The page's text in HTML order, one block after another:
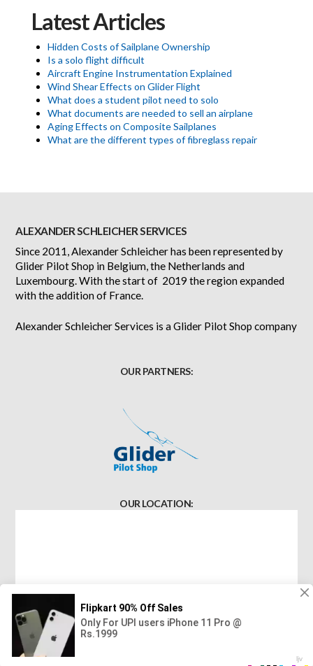
Latest Articles
Hidden Costs of Sailplane Ownership
Is a solo flight difficult
Aircraft Engine Instrumentation Explained
Wind Shear Effects on Glider Flight
What does a student pilot need to solo
What documents are needed to sell an airplane
Aging Effects on Composite Sailplanes
What are the different types of fibreglass repair
ALEXANDER SCHLEICHER SERVICES
Since 2011, Alexander Schleicher has been represented by
Glider Pilot Shop in Belgium, the Netherlands and
Luxembourg. With the start of 2019 the region expanded
with the addition of France.
Alexander Schleicher Services is a Glider Pilot Shop company
OUR PARTNERS:
OUR LOCATION: